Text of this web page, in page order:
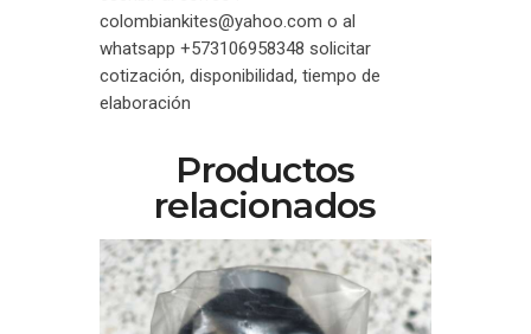
colombiankites@yahoo.com o al
whatsapp +573106958348 solicitar
cotización, disponibilidad, tiempo de
elaboración
Productos
relacionados